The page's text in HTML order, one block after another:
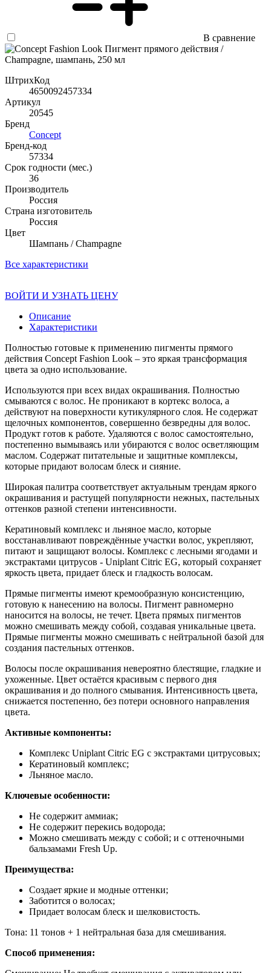
В сравнение
ШтрихКод
4650092457334
Артикул
20545
Бренд
Concept
Бренд-код
57334
Срок годности (мес.)
36
Производитель
Россия
Страна изготовитель
Россия
Цвет
Шампань / Champagne
Все характеристики
ВОЙТИ И УЗНАТЬ ЦЕНУ
Описание
Характеристики
Полностью готовые к применению пигменты прямого
действия Concept Fashion Look – это яркая трансформация
цвета за одно использование.
Используются при всех видах окрашивания. Полностью
смываются с волос. Не проникают в кортекс волоса, а
действуют на поверхности кутикулярного слоя. Не содержат
щелочных компонентов, совершенно безвредны для волос.
Продукт готов к работе. Удаляются с волос самостоятельно,
постепенно вымываясь или убираются с волос осветляющим
маслом. Содержат питательные и защитные комплексы,
которые придают волосам блеск и сияние.
Широкая палитра соответствует актуальным трендам яркого
окрашивания и растущей популярности нежных, пастельных
оттенков разной степени интенсивности.
Кератиновый комплекс и льняное масло, которые
восстанавливают повреждённые участки волос, укрепляют,
питают и защищают волосы. Комплекс с лесными ягодами и
экстрактами цитрусов - Uniplant Citric EG, который сохраняет
яркость цвета, придает блеск и гладкость волосам.
Прямые пигменты имеют кремообразную консистенцию,
готовую к нанесению на волосы. Пигмент равномерно
наносится на волосы, не течет. Цвета прямых пигментов
можно смешивать между собой, создавая уникальные цвета.
Прямые пигменты можно смешивать с нейтральной базой для
создания пастельных оттенков.
Волосы после окрашивания невероятно блестящие, гладкие и
ухоженные. Цвет остаётся красивым с первого дня
окрашивания и до полного смывания. Интенсивность цвета,
снижается постепенно, без потери основного направления
цвета.
Активные компоненты:
Комплекс Uniplant Citric EG с экстрактами цитрусовых;
Кератиновый комплекс;
Льняное масло.
Ключевые особенности:
Не содержит аммиак;
Не содержит перекись водорода;
Можно смешивать между с собой; и с оттеночными
бальзамами Fresh Up.
Преимущества:
Создает яркие и модные оттенки;
Заботится о волосах;
Придает волосам блеск и шелковистость.
Тона: 11 тонов + 1 нейтральная база для смешивания.
Способ применения: